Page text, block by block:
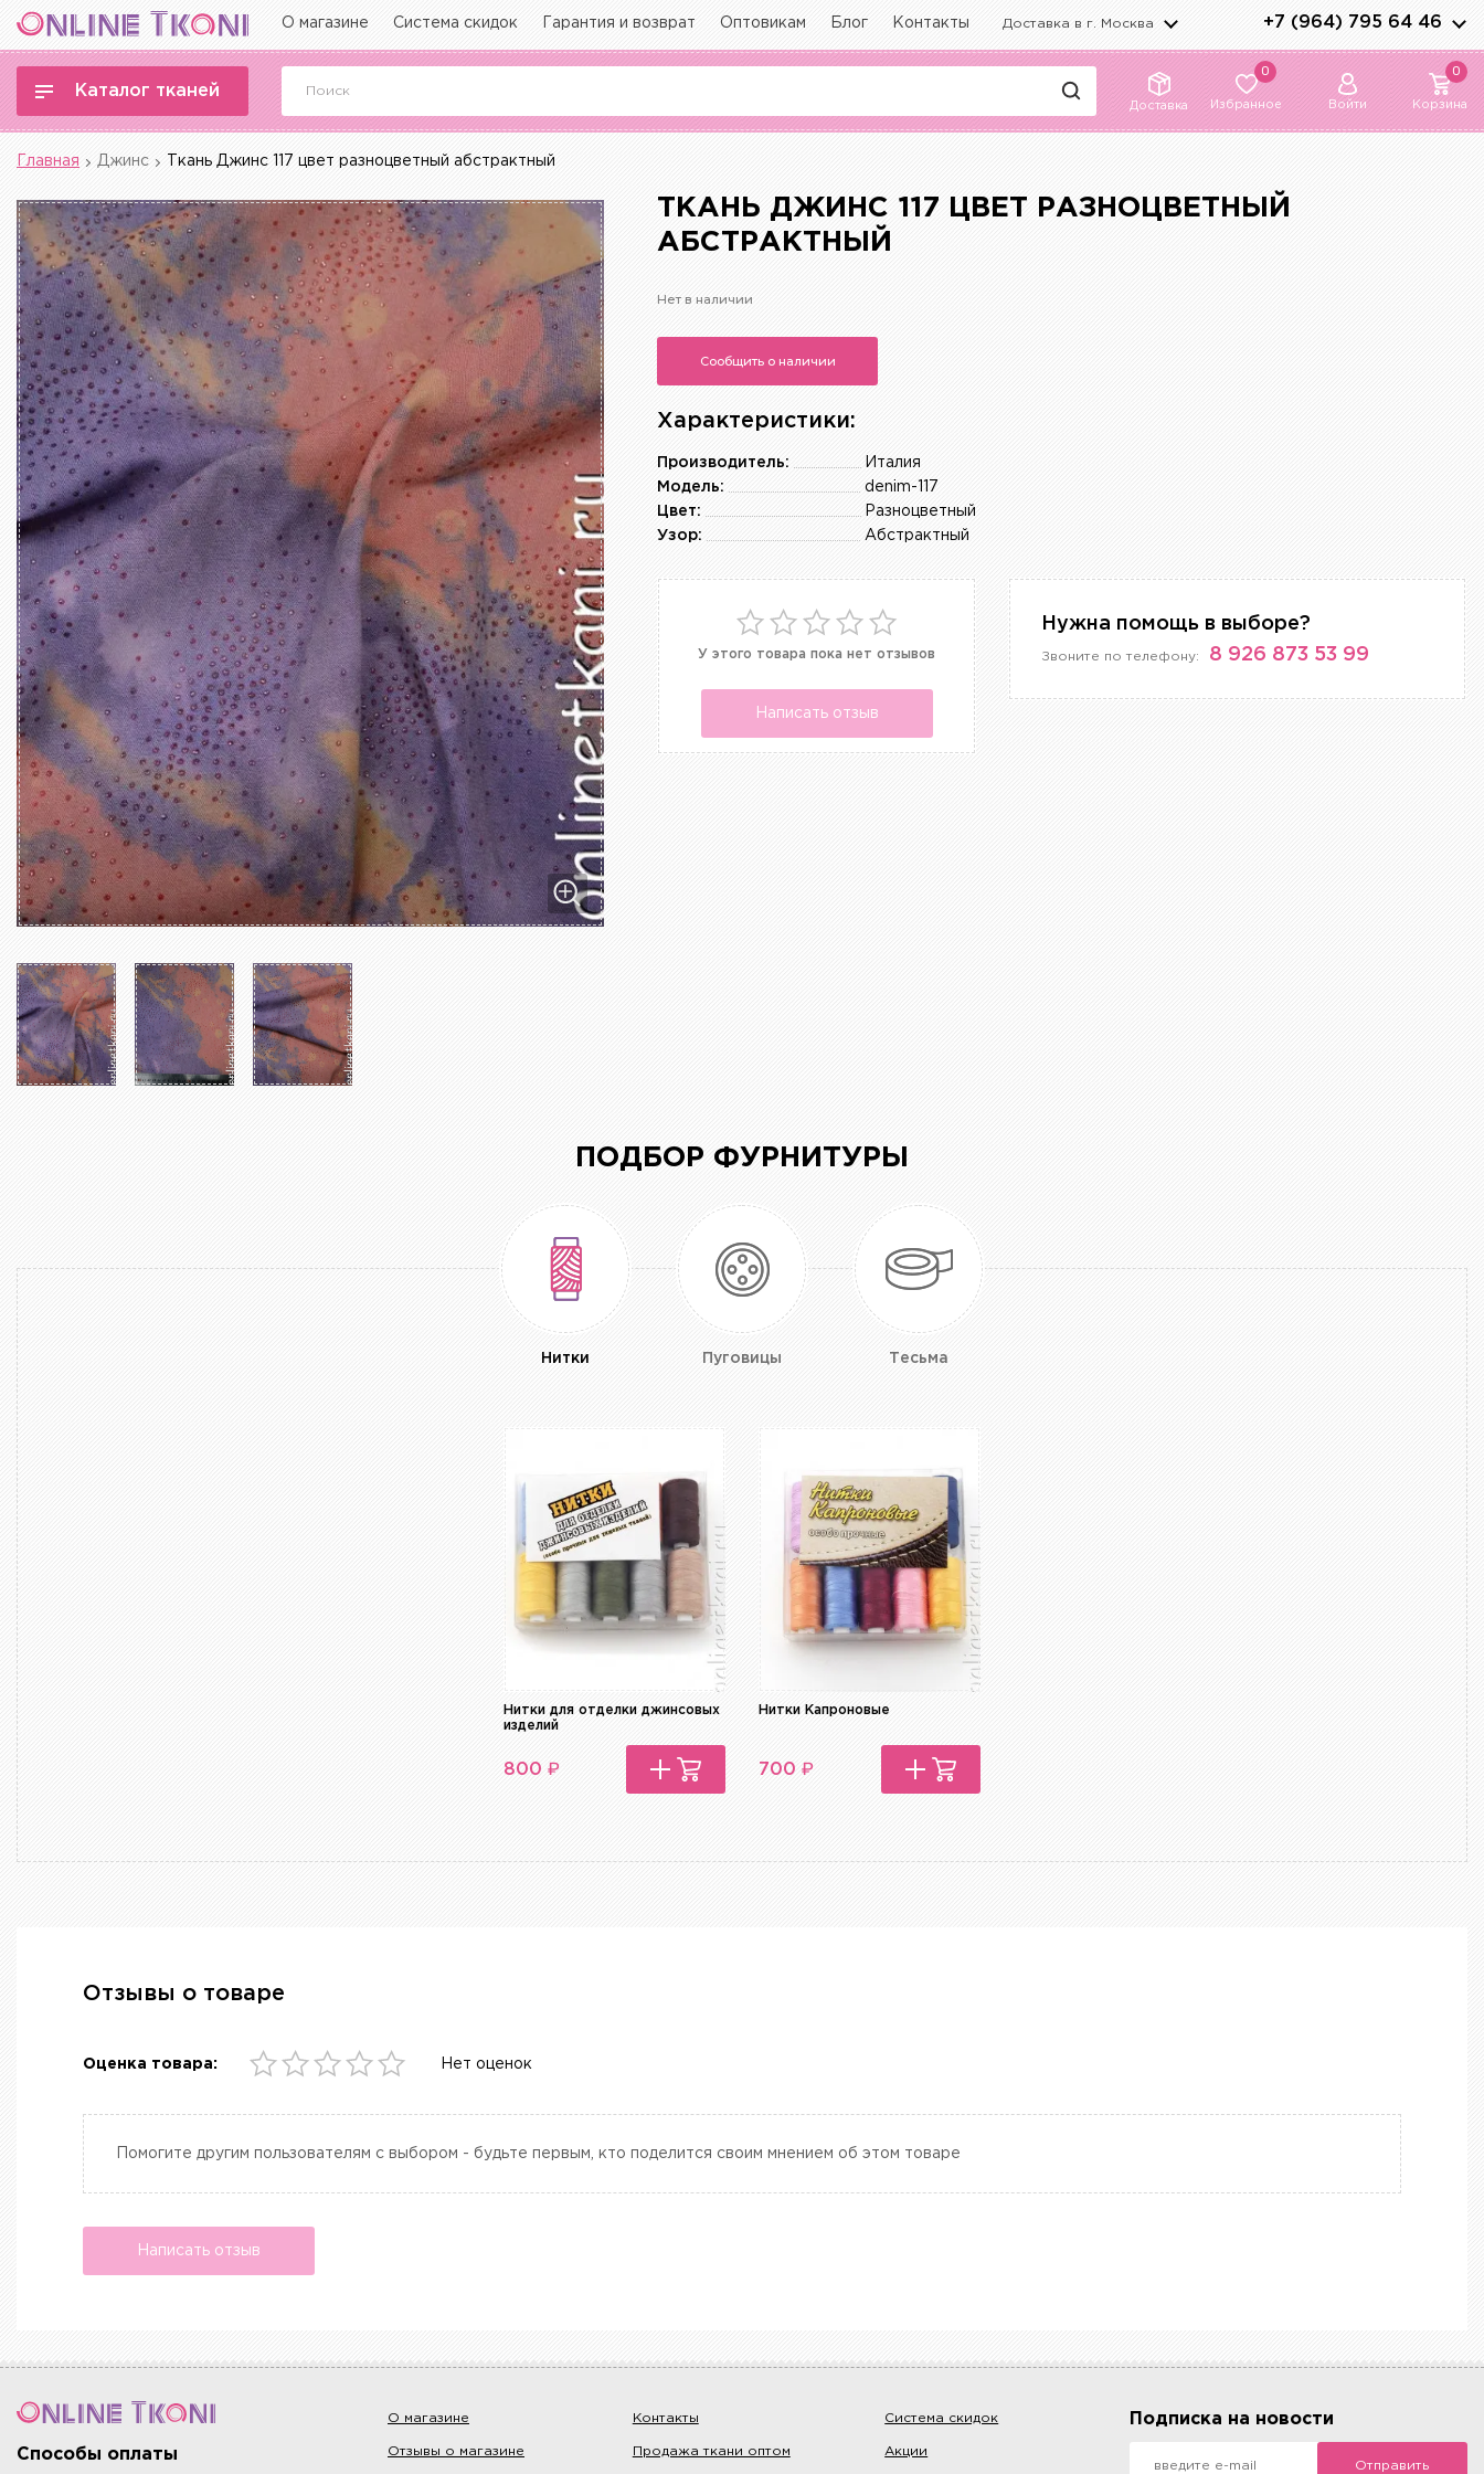
О магазине Система скидок Гарантия и возврат Оптовикам Блог Контакты Доставка в г. Москва +7 (964) 795 64 46
Каталог тканей
Доставка
0
Избранное Войти
0
Корзина
Главная Джинс Ткань Джинс 117 цвет разноцветный абстрактный
ТКАНЬ ДЖИНС 117 ЦВЕТ РАЗНОЦВЕТНЫЙ
АБСТРАКТНЫЙ
Нет в наличии
Сообщить о наличии
Характеристики:
Италия
Производитель:
denim-117
Модель:
Разноцветный
Цвет:
Абстрактный
Узор:
У этого товара пока нет отзывов
Написать отзыв
Нужна помощь в выборе?
Звоните по телефону: 8 926 873 53 99
ПОДБОР ФУРНИТУРЫ
Нитки Пуговицы Тесьма
Нитки для отделки джинсовых
изделий
800 ₽
Нитки Капроновые
700 ₽
Отзывы о товаре
Оценка товара: Нет оценок
Помогите другим пользователям с выбором - будьте первым, кто поделится своим мнением об этом товаре
Написать отзыв
Способы оплаты
О магазине
Отзывы о магазине
Контакты
Продажа ткани оптом
Система скидок
Акции
Подписка на новости
Отправить